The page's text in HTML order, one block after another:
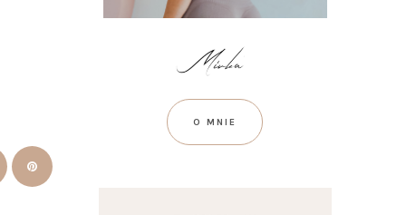
O MNIE